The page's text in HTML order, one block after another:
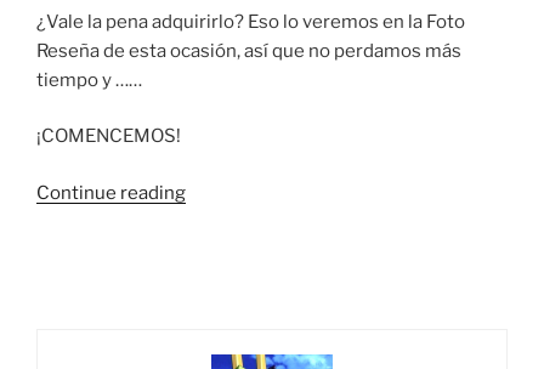
¿Vale la pena adquirirlo? Eso lo veremos en la Foto
Reseña de esta ocasión, así que no perdamos más
tiempo y ……
¡COMENCEMOS!
Continue reading“Foto